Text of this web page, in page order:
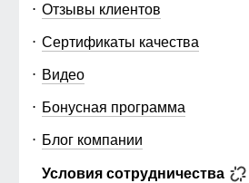
Отзывы клиентов
Сертификаты качества
Видео
Бонусная программа
Блог компании
Условия сотрудничества